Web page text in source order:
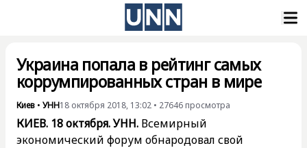
Украина попала в рейтинг самых
коррумпированных стран в мире
Киев • УНН18 октября 2018, 13:02 • 27646 просмотра
КИЕВ. 18 октября. УНН. Всемирный
экономический форум обнародовал свой